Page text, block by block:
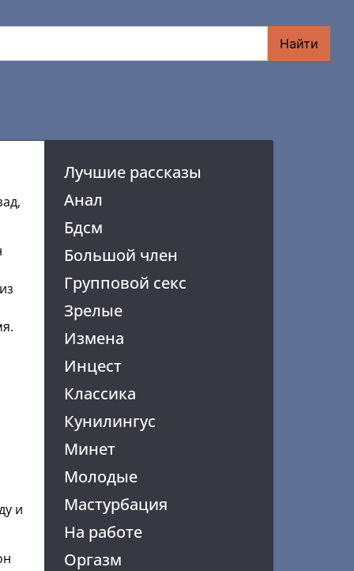
Найти
Лучшие рассказы
Анал
Бдсм
Большой член
Групповой секс
Зрелые
Измена
Инцест
Классика
Кунилингус
Минет
Молодые
Мастурбация
На работе
Оргазм
и